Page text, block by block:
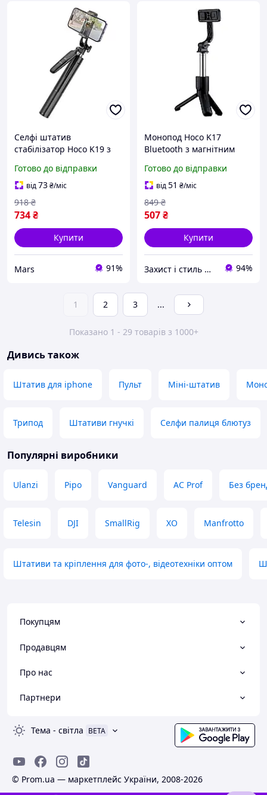
Селфі штатив
стабілізатор Hoco K19 з
чорний
Готово до відправки
від73₴/міс
734₴
918 ₴
Купити
Mars 91%
Монопод Hoco K17
Bluetooth з магнітним
смартфонів чорний
Готово до відправки
від51 ₴/міс
507₴
849 ₴
Купити
Захист і стиль — в одному магазині 94%
1 2 3 ...
Показано 1 - 29 товарів з 1000+
Дивись також
Штатив для iphone Пульт Міні-штатив
Трипод Штативи гнучкі Селфи палиця блютуз
Популярні виробники
Ulanzi Pipo Vanguard AC Prof Без
Telesin DJI SmallRig XO Manfrotto
Штативи та кріплення для фото-, відеотехніки оптом
Покупцям
Продавцям
Про нас
Партнери
Тема - світла BETA
© Prom.ua — маркетплейс України, 2008-2026